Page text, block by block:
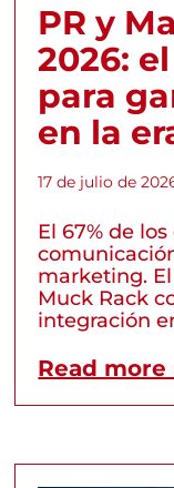
PR y
2026:
para
en la
17 de julio de
El 67% de
marketing.
Muck Rack
integración
Read more